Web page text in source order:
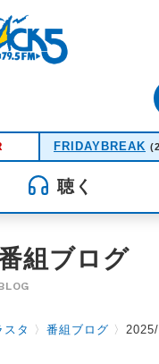
FRIDAYBREAK
聴く
組ブログ
スタ 〉 番組ブログ 〉